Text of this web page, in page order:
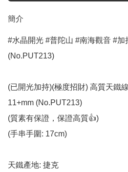
簡介
#水晶開光 #普陀山 #南海觀音 #加
(No.PUT213)
(已開光加持)(極度招財) 高質天鐵
11+mm (No.PUT213)
(質素有保證，保證高質👍)
(手串手圍: 17cm)
天鐵產地: 捷克